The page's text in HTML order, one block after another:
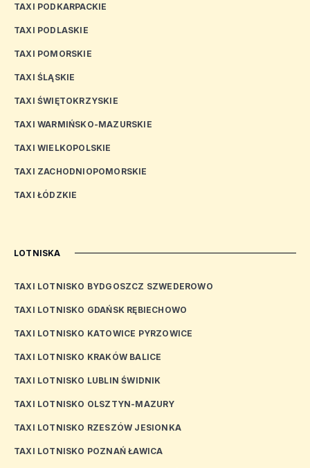
TAXI PODKARPACKIE
TAXI PODLASKIE
TAXI POMORSKIE
TAXI ŚLĄSKIE
TAXI ŚWIĘTOKRZYSKIE
TAXI WARMIŃSKO-MAZURSKIE
TAXI WIELKOPOLSKIE
TAXI ZACHODNIOPOMORSKIE
TAXI ŁÓDZKIE
LOTNISKA
TAXI LOTNISKO BYDGOSZCZ SZWEDEROWO
TAXI LOTNISKO GDAŃSK RĘBIECHOWO
TAXI LOTNISKO KATOWICE PYRZOWICE
TAXI LOTNISKO KRAKÓW BALICE
TAXI LOTNISKO LUBLIN ŚWIDNIK
TAXI LOTNISKO OLSZTYN-MAZURY
TAXI LOTNISKO RZESZÓW JESIONKA
TAXI LOTNISKO POZNAŃ ŁAWICA